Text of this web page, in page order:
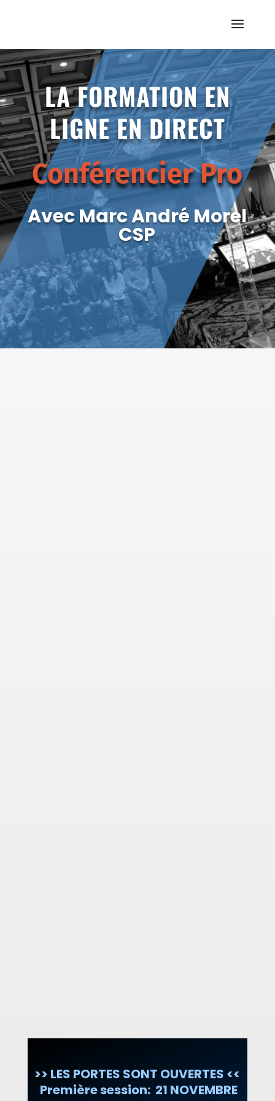
LA FORMATION EN
LIGNE EN DIRECT
Conférencier Pro
Avec Marc André Morel
CSP
>> LES PORTES SONT OUVERTES <<
Première session: 21 NOVEMBRE